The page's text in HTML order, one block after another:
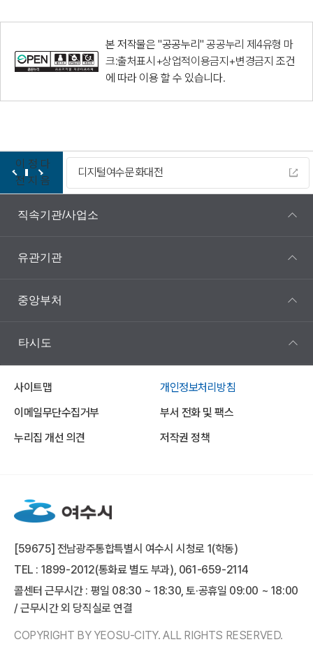
본 저작물은 "공공누리"공공누리 제4유형 마
크:출처표시+상업적이용금지+변경금지 조건
에 따라 이용 할 수 있습니다.
이
전
정
지
다
음
디지털여수문화대전
직속기관/사업소
유관기관
중앙부처
타시도
사이트맵
개인정보처리방침
이메일무단수집거부
부서 전화 및 팩스
누리집 개선 의견
저작권 정책
[59675] 전남광주통합특별시 여수시 시청로 1(학동)
TEL : 1899-2012(통화료 별도 부과), 061-659-2114
콜센터 근무시간 : 평일 08:30 ~ 18:30, 토·공휴일 09:00 ~ 18:00
/ 근무시간 외 당직실로 연결
COPYRIGHT BY YEOSU-CITY. ALL RIGHTS RESERVED.